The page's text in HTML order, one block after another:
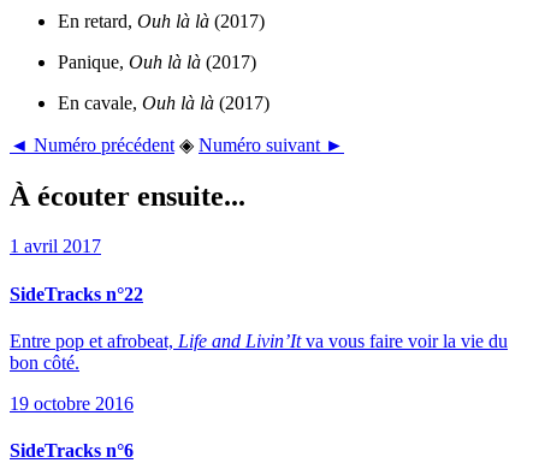
En retard, Ouh là là (2017)
Panique, Ouh là là (2017)
En cavale, Ouh là là (2017)
◄ Numéro précédent ◈ Numéro suivant ►
À écouter ensuite...
1 avril 2017
SideTracks n°22
Entre pop et afrobeat, Life and Livin’Itva vous faire voir la vie du
bon côté.
19 octobre 2016
SideTracks n°6